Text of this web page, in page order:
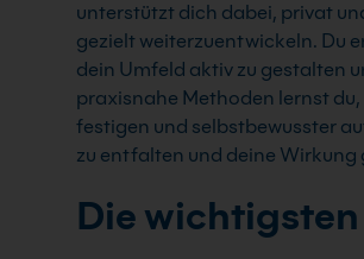
unterstützt dich dabei, privat
gezielt weiterzuentwickeln. Du
dein Umfeld aktiv zu gestalten
praxisnahe Methoden lernst
festigen und selbstbewusster
zu entfalten und deine Wirkung
Die